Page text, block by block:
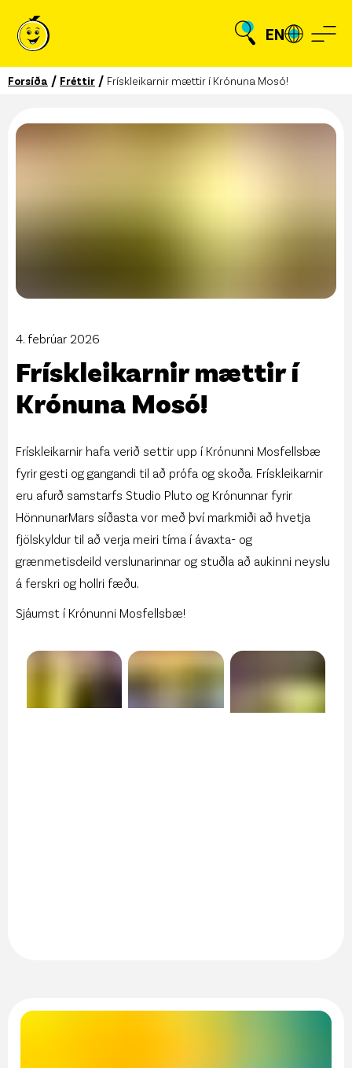
EN
Forsíða / Fréttir / Frískleikarnir mættir í Krónuna Mosó!
4. febrúar 2026
Frískleikarnir mættir í
Krónuna Mosó!
Frískleikarnir hafa verið settir upp í Krónunni Mosfellsbæ
fyrir gesti og gangandi til að prófa og skoða. Frískleikarnir
eru afurð samstarfs Studio Pluto og Krónunnar fyrir
HönnunarMars síðasta vor með því markmiði að hvetja
fjölskyldur til að verja meiri tíma í ávaxta- og
grænmetisdeild verslunarinnar og stuðla að aukinni neyslu
á ferskri og hollri fæðu.
Sjáumst í Krónunni Mosfellsbæ!